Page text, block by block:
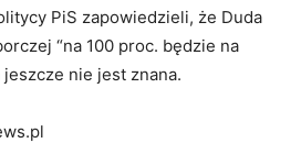
PiS zapowiedzieli, że Duda
“na 100 proc. będzie na
jeszcze nie jest znana.